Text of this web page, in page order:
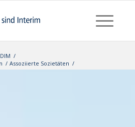
/
/ Assoziierte Sozietäten /